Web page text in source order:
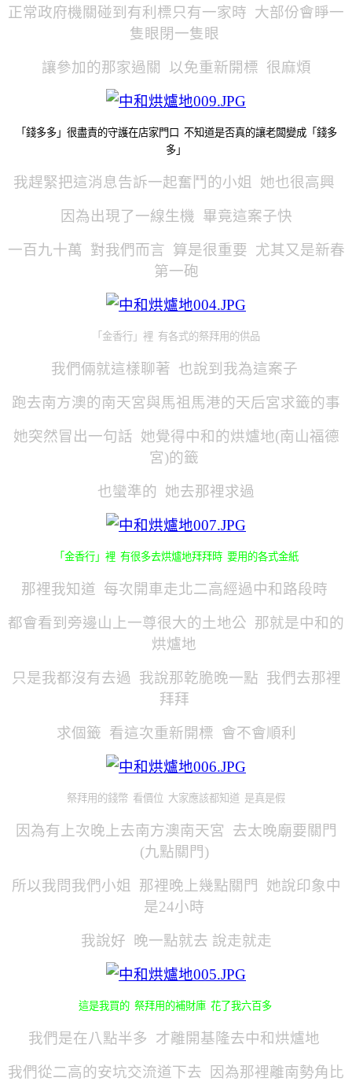
正常政府機關碰到有利標只有一家時 大部份會睜一
隻眼閉一隻眼
讓參加的那家過關 以免重新開標 很麻煩
「錢多多」很盡責的守護在店家門口 不知道是否真的讓老闆變成「錢多
多」
我趕緊把這消息告訴一起奮鬥的小姐 她也很高興
因為出現了一線生機 畢竟這案子快
一百九十萬 對我們而言 算是很重要 尤其又是新春
第一砲
「金香行」裡 有各式的祭拜用的供品
我們倆就這樣聊著 也說到我為這案子
跑去南方澳的南天宮與馬祖馬港的天后宮求籤的事
她突然冒出一句話 她覺得中和的烘爐地(南山福德
宮)的籤
也蠻準的 她去那裡求過
「金香行」裡 有很多去烘爐地拜拜時 要用的各式金紙
那裡我知道 每次開車走北二高經過中和路段時
都會看到旁邊山上一尊很大的土地公 那就是中和的
烘爐地
只是我都沒有去過 我說那乾脆晚一點 我們去那裡
拜拜
求個籤 看這次重新開標 會不會順利
祭拜用的錢幣 看價位 大家應該都知道 是真是假
因為有上次晚上去南方澳南天宮 去太晚廟要關門
(九點關門)
所以我問我們小姐 那裡晚上幾點關門 她說印象中
是24小時
我說好 晚一點就去 說走就走
這是我買的 祭拜用的補財庫 花了我六百多
我們是在八點半多 才離開基隆去中和烘爐地
我們從二高的安坑交流道下去 因為那裡離南勢角比